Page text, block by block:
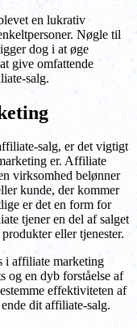
en lukrativ
Nøgle til
dog i at øge
give omfattende
salg.
salg, er det vigtigt
er. Affiliate
virksomhed belønner
kunde, der kommer
er det en form for
tjener en del af salget
eller tjenester.
i affiliate marketing
og en dyb forståelse af
effektiviteten af
dit affiliate-salg.